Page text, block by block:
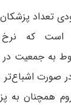
تعداد
است که
به جمعیت در
صورت
همچنان به